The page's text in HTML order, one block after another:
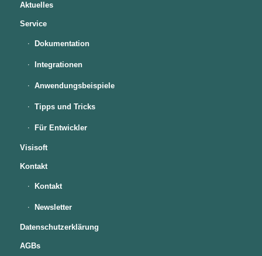
Aktuelles
Service
Dokumentation
Integrationen
Anwendungsbeispiele
Tipps und Tricks
Für Entwickler
Visisoft
Kontakt
Kontakt
Newsletter
Datenschutzerklärung
AGBs